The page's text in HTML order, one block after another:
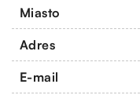
Miasto
Adres
E-mail